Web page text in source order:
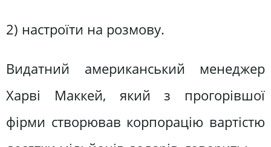
2) настроїти на розмову.
Видатний американський менеджер
Харві Маккей, який з прогорівшої
фірми створював корпорацію вартістю